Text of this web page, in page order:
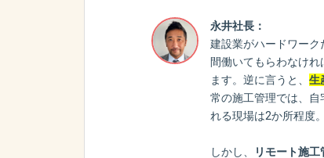
永井社長：
建設業がハードワー
間働いてもらわなけ
ます。逆に言うと、 生
常の施工管理では、
れる現場は2か所程度
しかし、 リモート施